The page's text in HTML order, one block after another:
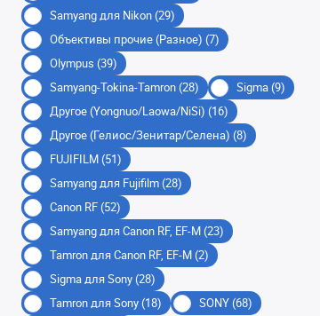
Samyang для Nikon (29)
Объективы прочие (Разное) (7)
Olympus (39)
Samyang-Tokina-Tamron (28)
Sigma (9)
Другое (Yongnuo/Laowa/NiSi) (16)
Другое (Гелиос/Зенитар/Селена) (8)
FUJIFILM (51)
Samyang для Fujifilm (28)
Canon RF (52)
Samyang для Canon RF, EF-M (23)
Tamron для Canon RF, EF-M (2)
Sigma для Sony (28)
Tamron для Sony (18)
SONY (68)